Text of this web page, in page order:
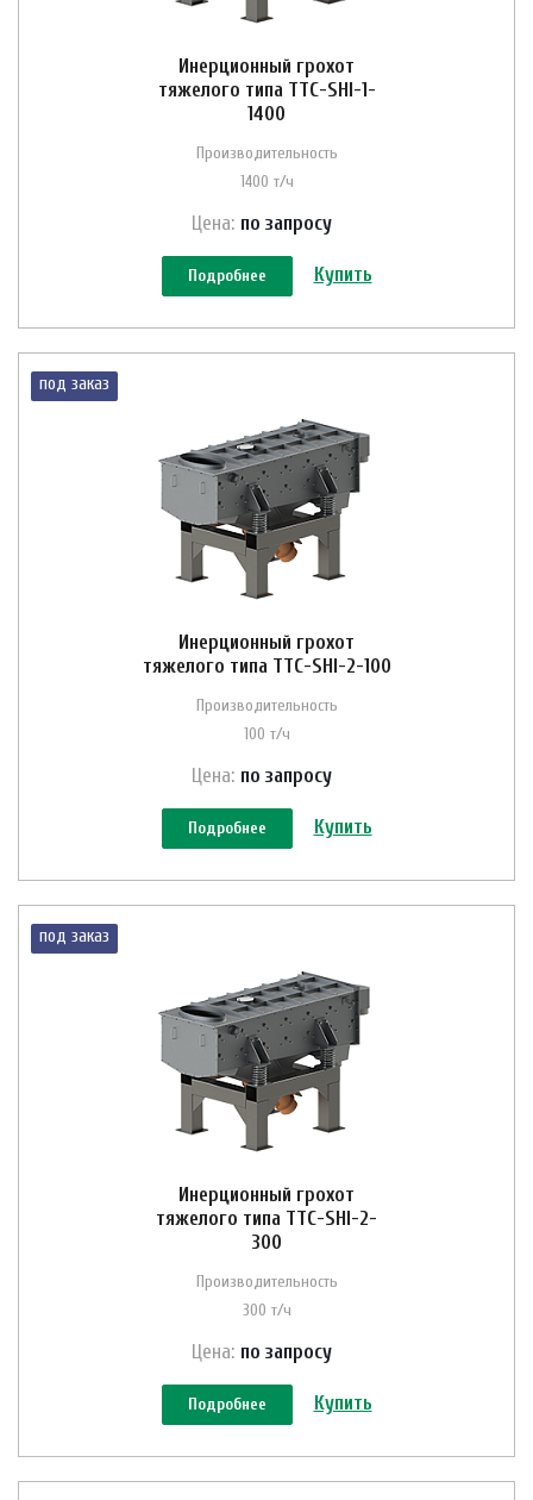
Инерционный грохот
тяжелого типа ТТС-SHI-1-
1400
Производительность
1400 т/ч
Цена: по запросу
Подробнее Купить
под заказ
Инерционный грохот
тяжелого типа ТТС-SHI-2-100
Производительность
100 т/ч
Цена: по запросу
Подробнее Купить
под заказ
Инерционный грохот
тяжелого типа ТТС-SHI-2-
300
Производительность
300 т/ч
Цена: по запросу
Подробнее Купить